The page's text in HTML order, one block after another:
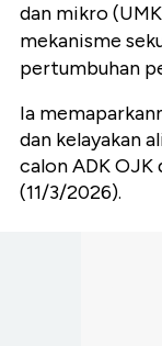
dan mikro
mekanisme
pertumbuhan
Ia
dan kelayakan
calon ADK OJK
(11/3/2026).